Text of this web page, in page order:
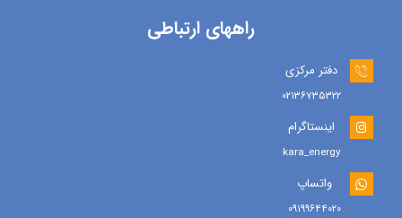
راههای ارتباطی
دفتر مرکزی
۰۲۱۳۶۷۳۵۳۲۲
اینستاگرام
kara_energy
واتساپ
۰۹۱۹۹۶۴۴۰۲۰